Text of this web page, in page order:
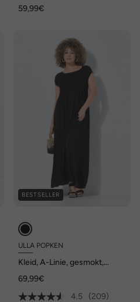
59,99€
BESTSELLER
ULLA POPKEN
Kleid, A-Linie, gesmokt,
69,99€
4.5
(209)